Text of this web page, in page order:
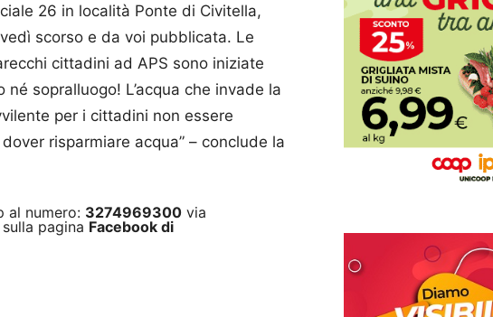
26 in località Ponte di Civitella,
scorso e da voi pubblicata. Le
cittadini ad APS sono iniziate
sopralluogo! L’acqua che invade la
per i cittadini non essere
risparmiare acqua” – conclude la
al numero: 3274969300 via
pagina Facebook di